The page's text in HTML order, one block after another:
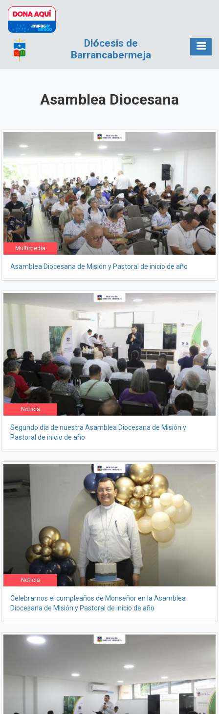
Pasar al contenido principal
Diócesis de
Barrancabermeja
Asamblea Diocesana
Multimedia
Asamblea Diocesana de Misión y Pastoral de inicio de año
Noticia
Segundo día de nuestra Asamblea Diocesana de Misión y
Pastoral de inicio de año
Noticia
Celebramos el cumpleaños de Monseñor en la Asamblea
Diocesana de Misión y Pastoral de inicio de año